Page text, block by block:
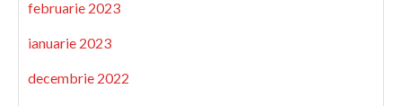
februarie 2023
ianuarie 2023
decembrie 2022